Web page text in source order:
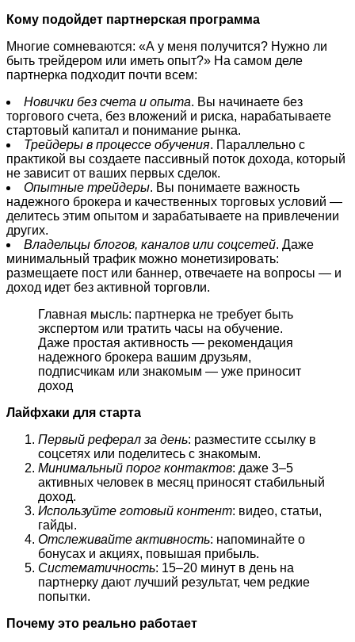
Кому подойдет партнерская программа
Многие сомневаются: «А у меня получится? Нужно ли
быть трейдером или иметь опыт?» На самом деле
партнерка подходит почти всем:
Новички без счета и опыта. Вы начинаете без
торгового счета, без вложений и риска, нарабатываете
стартовый капитал и понимание рынка.
Трейдеры в процессе обучения. Параллельно с
практикой вы создаете пассивный поток дохода, который
не зависит от ваших первых сделок.
Опытные трейдеры. Вы понимаете важность
надежного брокера и качественных торговых условий —
делитесь этим опытом и зарабатываете на привлечении
других.
Владельцы блогов, каналов или соцсетей. Даже
минимальный трафик можно монетизировать:
размещаете пост или баннер, отвечаете на вопросы — и
доход идет без активной торговли.
Главная мысль: партнерка не требует быть
экспертом или тратить часы на обучение.
Даже простая активность — рекомендация
надежного брокера вашим друзьям,
подписчикам или знакомым — уже приносит
доход
Лайфхаки для старта
Первый реферал за день: разместите ссылку в
соцсетях или поделитесь с знакомым.
Минимальный порог контактов: даже 3–5
активных человек в месяц приносят стабильный
доход.
Используйте готовый контент: видео, статьи,
гайды.
Отслеживайте активность: напоминайте о
бонусах и акциях, повышая прибыль.
Систематичность: 15–20 минут в день на
партнерку дают лучший результат, чем редкие
попытки.
Почему это реально работает